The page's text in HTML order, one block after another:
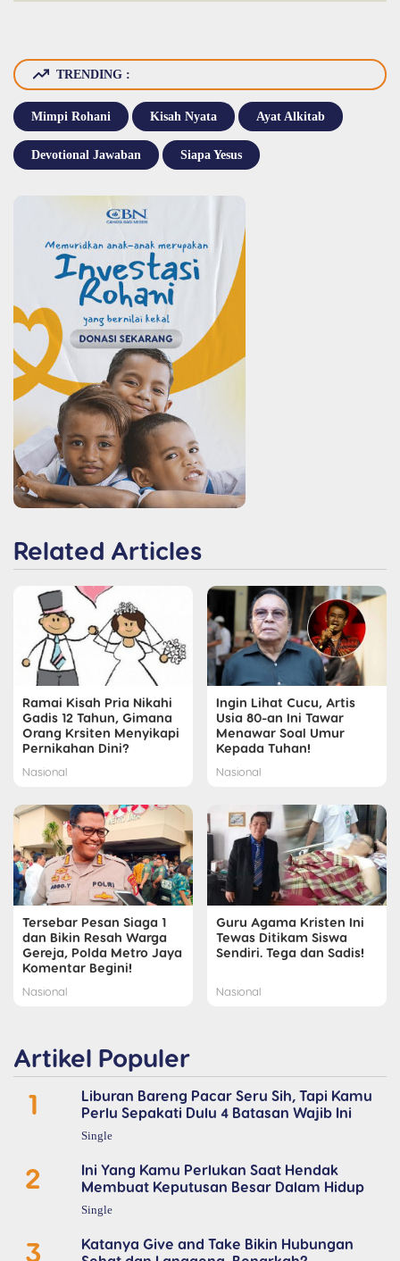
TRENDING :
Mimpi Rohani Kisah Nyata Ayat Alkitab
Devotional Jawaban Siapa Yesus
Related Articles
Ramai Kisah Pria Nikahi
Gadis 12 Tahun, Gimana
Orang Krsiten Menyikapi
Pernikahan Dini?
Nasional
Ingin Lihat Cucu, Artis
Usia 80-an Ini Tawar
Menawar Soal Umur
Kepada Tuhan!
Nasional
Tersebar Pesan Siaga 1
dan Bikin Resah Warga
Gereja, Polda Metro Jaya
Komentar Begini!
Nasional
Guru Agama Kristen Ini
Tewas Ditikam Siswa
Sendiri. Tega dan Sadis!
Nasional
Artikel Populer
1
Liburan Bareng Pacar Seru Sih, Tapi Kamu
Perlu Sepakati Dulu 4 Batasan Wajib Ini
Single
2
Ini Yang Kamu Perlukan Saat Hendak
Membuat Keputusan Besar Dalam Hidup
Single
3
Katanya Give and Take Bikin Hubungan